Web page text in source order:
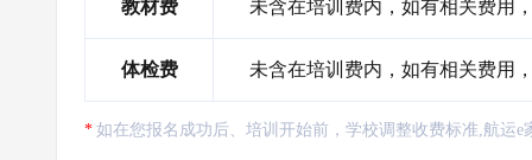
教材费 未含在培训费内，如有相关费用
体检费 未含在培训费内，如有相关费用
如在您报名成功后、培训开始前，学校调整收费标准,航运